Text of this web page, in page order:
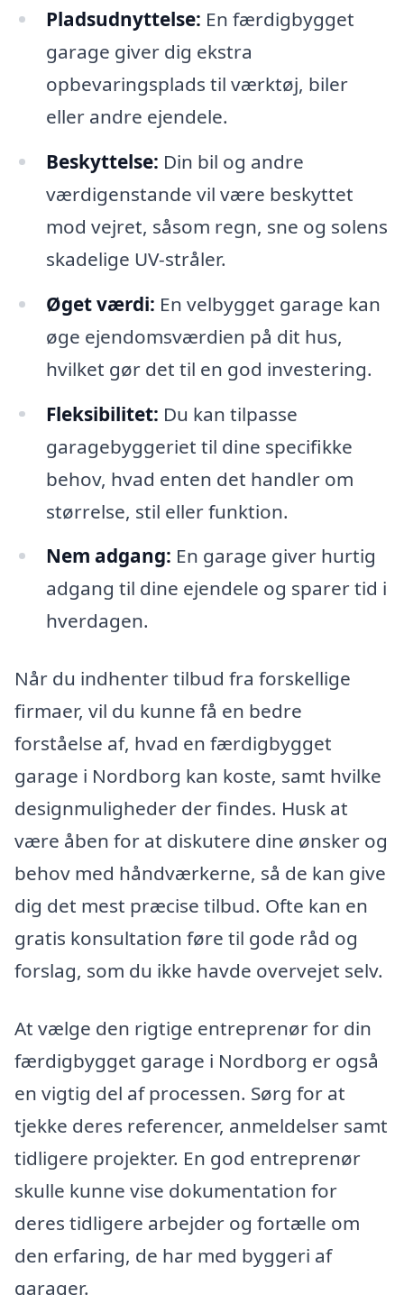
Pladsudnyttelse: En færdigbygget
garage giver dig ekstra
opbevaringsplads til værktøj, biler
eller andre ejendele.
Beskyttelse: Din bil og andre
værdigenstande vil være beskyttet
mod vejret, såsom regn, sne og solens
skadelige UV-stråler.
Øget værdi: En velbygget garage kan
øge ejendomsværdien på dit hus,
hvilket gør det til en god investering.
Fleksibilitet: Du kan tilpasse
garagebyggeriet til dine specifikke
behov, hvad enten det handler om
størrelse, stil eller funktion.
Nem adgang: En garage giver hurtig
adgang til dine ejendele og sparer tid i
hverdagen.
Når du indhenter tilbud fra forskellige
firmaer, vil du kunne få en bedre
forståelse af, hvad en færdigbygget
garage i Nordborg kan koste, samt hvilke
designmuligheder der findes. Husk at
være åben for at diskutere dine ønsker og
behov med håndværkerne, så de kan give
dig det mest præcise tilbud. Ofte kan en
gratis konsultation føre til gode råd og
forslag, som du ikke havde overvejet selv.
At vælge den rigtige entreprenør for din
færdigbygget garage i Nordborg er også
en vigtig del af processen. Sørg for at
tjekke deres referencer, anmeldelser samt
tidligere projekter. En god entreprenør
skulle kunne vise dokumentation for
deres tidligere arbejder og fortælle om
den erfaring, de har med byggeri af
garager.